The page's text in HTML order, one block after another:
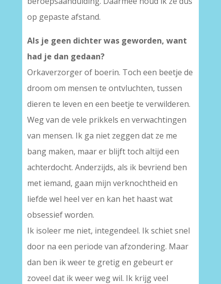
op gepaste afstand.
Als je geen dichter was geworden, want
had je dan gedaan?
Orkaverzorger of boerin. Toch een beetje de
droom om mensen te ontvluchten, tussen
dieren te leven en een beetje te verwilderen.
Weg van de vele prikkels en verwachtingen
van mensen. Ik ga niet zeggen dat ze me
bang maken, maar er blijft toch altijd een
achterdocht. Anderzijds, als ik bevriend ben
met iemand, gaan mijn verknochtheid en
liefde wel heel ver en kan het haast wat
obsessief worden.
Ik isoleer me niet, integendeel. Ik schiet snel
door na een periode van afzondering. Maar
dan ben ik weer te gretig en gebeurt er
zoveel dat ik weer weg wil. Ik krijg veel